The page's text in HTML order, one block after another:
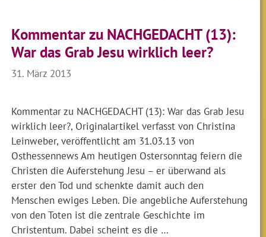
Kommentar zu NACHGEDACHT (13):
War das Grab Jesu wirklich leer?
31. März 2013
Kommentar zu NACHGEDACHT (13): War das Grab Jesu
wirklich leer?, Originalartikel verfasst von Christina
Leinweber, veröffentlicht am 31.03.13 von
Osthessennews Am heutigen Ostersonntag feiern die
Christen die Auferstehung Jesu – er überwand als
erster den Tod und schenkte damit auch den
Menschen ewiges Leben. Die angebliche Auferstehung
von den Toten ist die zentrale Geschichte im
Christentum. Dabei scheint es die …